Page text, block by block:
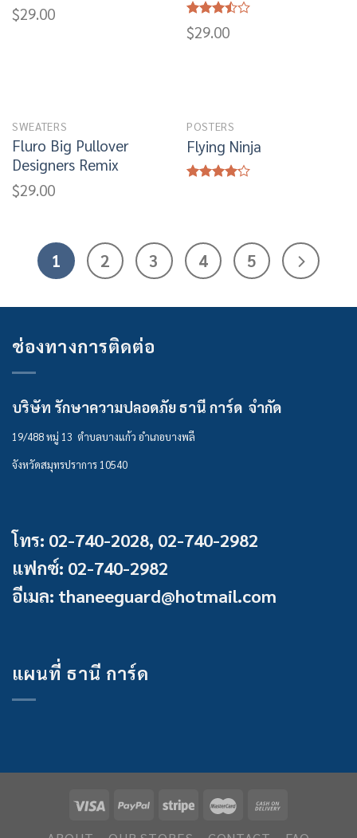
Rated
3.50out
$29.00
Rated
3.50out
$29.00
SWEATERS
Fluro Big Pullover
Designers Remix
$29.00
POSTERS
Flying Ninja
1 2 3 4 5
ช่องทางการติดต่อ
บริษัท รักษาความปลอดภัย ธานี การ์ด จำกัด
19/488 หมู่ 13 ตำบลบางแก้ว อำเภอบางพลี
จังหวัดสมุทรปราการ 10540
โทร: 02-740-2028, 02-740-2982
แฟกซ์: 02-740-2982
อีเมล: thaneeguard@hotmail.com
แผนที่ ธานี การ์ด